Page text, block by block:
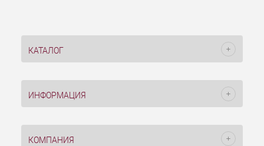
КАТАЛОГ
ИНФОРМАЦИЯ
КОМПАНИЯ